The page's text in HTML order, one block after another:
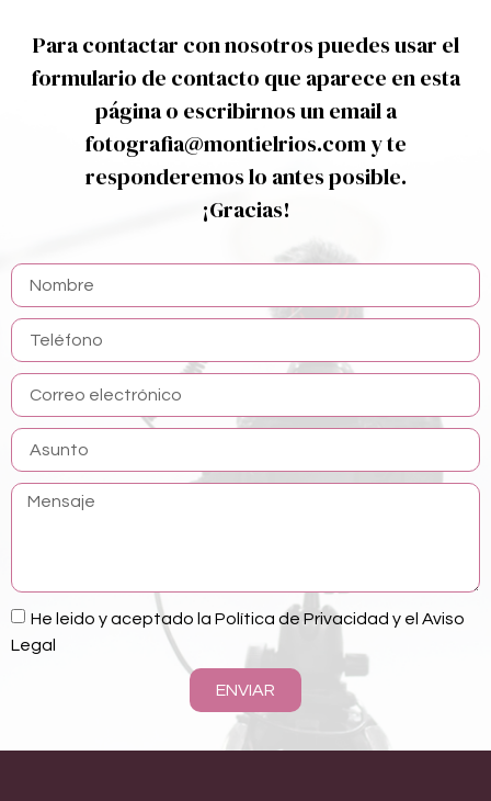
Para contactar con nosotros puedes usar el
formulario de contacto que aparece en esta
página o escribirnos un email a
fotografia@montielrios.com y te
responderemos lo antes posible.
¡Gracias!
He leido y aceptado la Política de Privacidad y el Aviso
Legal
ENVIAR